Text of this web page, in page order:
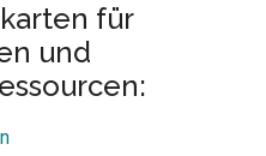
für
und